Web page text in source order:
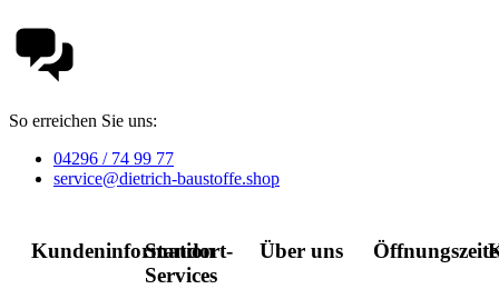
So erreichen Sie uns:
04296 / 74 99 77
service@dietrich-baustoffe.shop
Kundeninformation
Standort-
Services
Über uns